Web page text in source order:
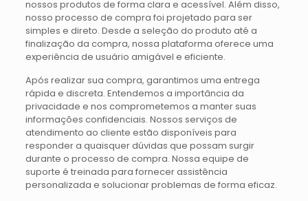
nossos produtos de forma clara e acessível. Além disso,
nosso processo de compra foi projetado para ser
simples e direto. Desde a seleção do produto até a
finalização da compra, nossa plataforma oferece uma
experiência de usuário amigável e eficiente.
Após realizar sua compra, garantimos uma entrega
rápida e discreta. Entendemos a importância da
privacidade e nos comprometemos a manter suas
informações confidenciais. Nossos serviços de
atendimento ao cliente estão disponíveis para
responder a quaisquer dúvidas que possam surgir
durante o processo de compra. Nossa equipe de
suporte é treinada para fornecer assistência
personalizada e solucionar problemas de forma eficaz.